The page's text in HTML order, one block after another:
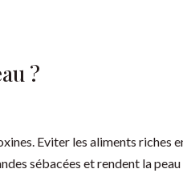
?
Eviter les aliments riches
sébacées et rendent la